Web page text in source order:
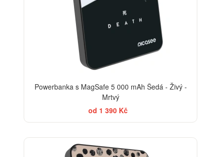
Powerbanka s MagSafe 5 000 mAh Šedá - Živý -
Mrtvý
od 1 390 Kč